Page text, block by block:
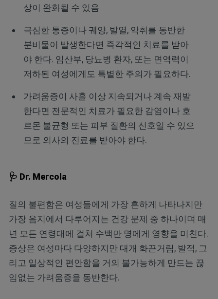
상이 완화될 수 있음
극심한 통증이나 궤양, 발열, 악취를 동반한
분비물이 발생한다면 즉각적인 치료를 받아
야 한다. 임산부, 당뇨병 환자, 또는 면역력이
저하된 여성에게도 특별한 주의가 필요하다.
가려움증이 사흘 이상 지속되거나 계속 재발
한다면 전문적인 치료가 필요한 감염이나 호
르몬 불균형 또는 피부 질환의 신호일 수 있으
므로 의사의 진료를 받아야 한다.
🩺 Dr. Mercola
질의 불편함은 여성들에게 가장 흔하게 나타나지만
가장 음지에서 다루어지는 건강 문제 중 하나이며 매
년 모든 연령대에 걸쳐 수백만 명에게 영향을 미친다.
증상은 여성마다 다양하지만 대개 화끈거림, 발적, 그
리고 일상적인 편안함을 거의 불가능하게 만드는 끊
임없는 가려움증을 동반한다.